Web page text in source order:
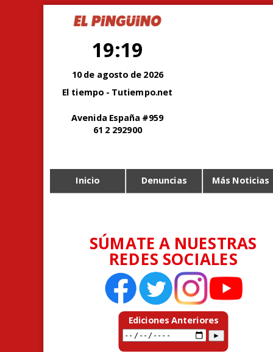
19:19
10 de agosto de 2026
El tiempo - Tutiempo.net
Avenida España #959
61 2 292900
Inicio Denuncias Más Noticias
SÚMATE A NUESTRAS
REDES SOCIALES
Ediciones Anteriores